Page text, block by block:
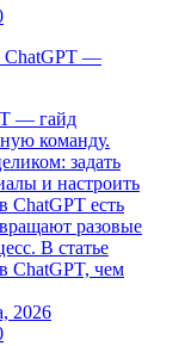
— гайд
команду.
задать
и настроить
ChatGPT есть
разовые
В статье
ChatGPT, чем
2026